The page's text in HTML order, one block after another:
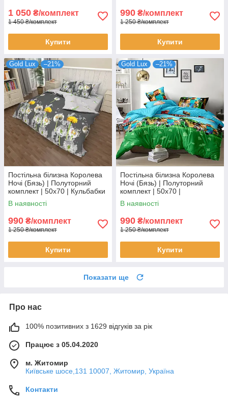
1 050 ₴/комплект
1 450 ₴/комплект
Купити
990 ₴/комплект
1 250 ₴/комплект
Купити
Gold Lux –21%
Постільна білизна Королева
Ночі (Бязь) | Полуторний
комплект | 50х70 | Кульбабки
на сірому
В наявності
990 ₴/комплект
1 250 ₴/комплект
Купити
Gold Lux –21%
Постільна білизна Королева
Ночі (Бязь) | Полуторний
комплект | 50х70 |
Майнкрафт
В наявності
990 ₴/комплект
1 250 ₴/комплект
Купити
Показати ще
Про нас
100% позитивних з 1629 відгуків за рік
Працює з 05.04.2020
м. Житомир
Київське шосе,131 10007, Житомир, Україна
Контакти